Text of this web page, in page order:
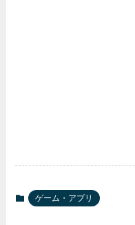
ゲーム・アプリ